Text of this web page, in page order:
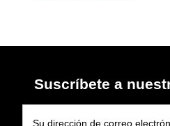
Suscríbete a